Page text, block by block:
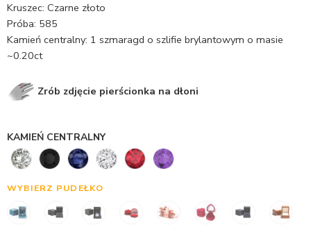
oceny
Kruszec: Czarne złoto
Próba: 585
Kamień centralny: 1 szmaragd o szlifie brylantowym o masie
~0.20ct
Zrób zdjęcie pierścionka na dłoni
KAMIEŃ CENTRALNY
WYBIERZ PUDEŁKO